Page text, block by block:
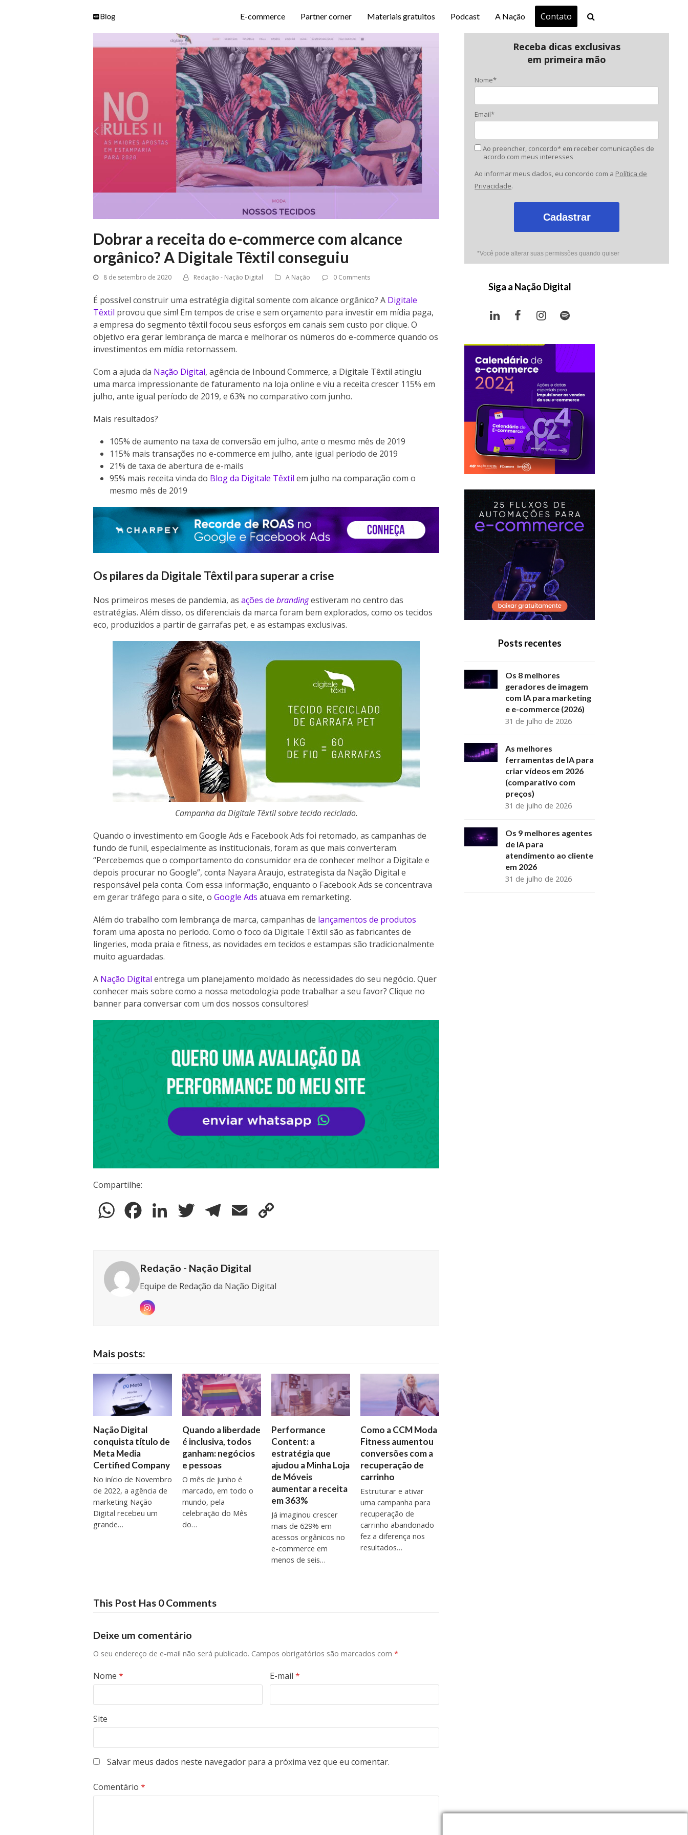
E-commerce Partner corner Materiais gratuitos Podcast A Nação Contato
Dobrar a receita do e-commerce com alcance
orgânico? A Digitale Têxtil conseguiu
8 de setembro de 2020 Redação - Nação Digital A Nação 0 Comments
É possível construir uma estratégia digital somente com alcance orgânico? A Digitale
Têxtil provou que sim! Em tempos de crise e sem orçamento para investir em mídia paga,
a empresa do segmento têxtil focou seus esforços em canais sem custo por clique. O
objetivo era gerar lembrança de marca e melhorar os números do e-commerce quando os
investimentos em mídia retornassem.
Com a ajuda da Nação Digital, agência de Inbound Commerce, a Digitale Têxtil atingiu
uma marca impressionante de faturamento na loja online e viu a receita crescer 115% em
julho, ante igual período de 2019, e 63% no comparativo com junho.
Mais resultados?
105% de aumento na taxa de conversão em julho, ante o mesmo mês de 2019
115% mais transações no e-commerce em julho, ante igual período de 2019
21% de taxa de abertura de e-mails
95% mais receita vinda do Blog da Digitale Têxtil em julho na comparação com o
mesmo mês de 2019
Os pilares da Digitale Têxtil para superar a crise
Nos primeiros meses de pandemia, as ações de brandingestiveram no centro das
estratégias. Além disso, os diferenciais da marca foram bem explorados, como os tecidos
eco, produzidos a partir de garrafas pet, e as estampas exclusivas.
Campanha da Digitale Têxtil sobre tecido reciclado.
Quando o investimento em Google Ads e Facebook Ads foi retomado, as campanhas de
fundo de funil, especialmente as institucionais, foram as que mais converteram.
“Percebemos que o comportamento do consumidor era de conhecer melhor a Digitale e
depois procurar no Google”, conta Nayara Araujo, estrategista da Nação Digital e
responsável pela conta. Com essa informação, enquanto o Facebook Ads se concentrava
em gerar tráfego para o site, o Google Ads atuava em remarketing.
Além do trabalho com lembrança de marca, campanhas de lançamentos de produtos
foram uma aposta no período. Como o foco da Digitale Têxtil são as fabricantes de
lingeries, moda praia e fitness, as novidades em tecidos e estampas são tradicionalmente
muito aguardadas.
A Nação Digital entrega um planejamento moldado às necessidades do seu negócio. Quer
conhecer mais sobre como a nossa metodologia pode trabalhar a seu favor? Clique no
banner para conversar com um dos nossos consultores!
Compartilhe:
WhatsAppFacebookLinkedIn Twitter TelegramEmail
Redação - Nação Digital
Equipe de Redação da Nação Digital
Instagram
Mais posts:
Nação Digital
conquista título de
Meta Media
Certified Company
No início de Novembro
de 2022, a agência de
marketing Nação
Digital recebeu um
grande…
Quando a liberdade
é inclusiva, todos
ganham: negócios
e pessoas
O mês de junho é
marcado, em todo o
mundo, pela
celebração do Mês
do…
Performance
Content: a
estratégia que
ajudou a Minha Loja
de Móveis
aumentar a receita
em 363%
Já imaginou crescer
mais de 629% em
acessos orgânicos no
e-commerce em
menos de seis…
Como a CCM Moda
Fitness aumentou
conversões com a
recuperação de
carrinho
Estruturar e ativar
uma campanha para
recuperação de
carrinho abandonado
fez a diferença nos
resultados…
This Post Has 0 Comments
Deixe um comentário
O seu endereço de e-mail não será publicado. Campos obrigatórios são marcados com *
Nome * E-mail *
Site
Salvar meus dados neste navegador para a próxima vez que eu comentar.
Comentário *
Receba dicas exclusivas
em primeira mão
Nome*
Email*
Ao preencher, concordo* em receber comunicações de
acordo com meus interesses
Ao informar meus dados, eu concordo com a Política de
Privacidade.
Cadastrar
*Você pode alterar suas permissões quando quiser
Siga a Nação Digital
LinkedInFacebook
Instagram
Spotify
Posts recentes
Os 8 melhores
geradores de imagem
com IA para marketing
e e-commerce (2026)
31 de julho de 2026
As melhores
ferramentas de IA para
criar vídeos em 2026
(comparativo com
preços)
31 de julho de 2026
Os 9 melhores agentes
de IA para
atendimento ao cliente
em 2026
31 de julho de 2026